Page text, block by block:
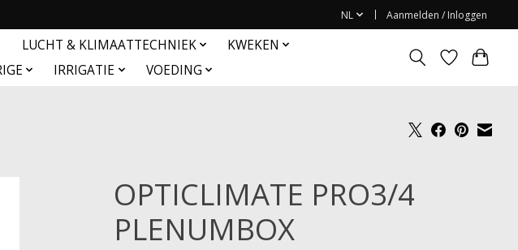
NL Aanmelden / Inloggen
LUCHT & KLIMAATTECHNIEK
KWEKEN
IRRIGATIE VOEDING
OPTICLIMATE PRO3/4
PLENUMBOX